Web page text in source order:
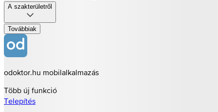
A szakterületről
Továbbiak
odoktor.hu mobilalkalmazás
Több új funkció
Telepítés